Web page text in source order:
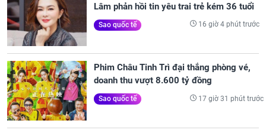
Lâm phản hồi tin yêu trai trẻ kém 36 tuổi
Sao quốc tế 16 giờ 4 phút trước
Phim Châu Tinh Trì đại thắng phòng vé,
doanh thu vượt 8.600 tỷ đồng
Sao quốc tế 17 giờ 31 phút trước